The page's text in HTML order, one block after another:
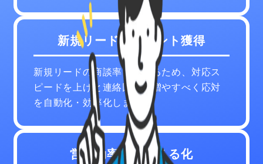
新規リードアポイント獲得
新規リードの商談率を上げるため、対応ス
ピードを上げと連絡回数を増やすべく応対
を自動化・効率化します。
営業効率化・見える化